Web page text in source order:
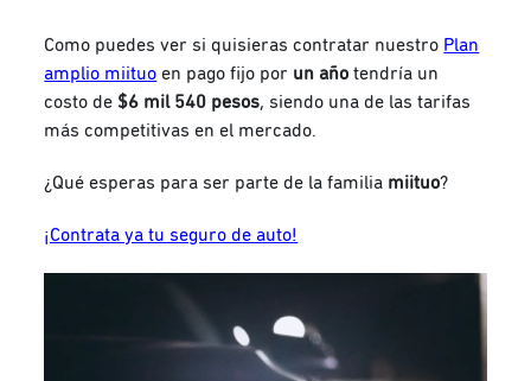
Como puedes ver si quisieras contratar nuestro Plan
amplio miituo en pago fijo por un año tendría un
costo de $6 mil 540 pesos, siendo una de las tarifas
más competitivas en el mercado.
¿Qué esperas para ser parte de la familia miituo?
¡Contrata ya tu seguro de auto!